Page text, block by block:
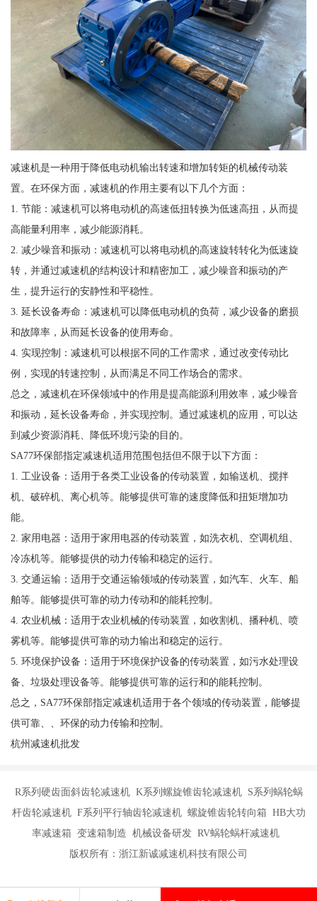
减速机是一种用于降低电动机输出转速和增加转矩的机械传动装
置。在环保方面，减速机的作用主要有以下几个方面：
1. 节能：减速机可以将电动机的高速低扭转换为低速高扭，从而提
高能量利用率，减少能源消耗。
2. 减少噪音和振动：减速机可以将电动机的高速旋转转化为低速旋
转，并通过减速机的结构设计和精密加工，减少噪音和振动的产
生，提升运行的安静性和平稳性。
3. 延长设备寿命：减速机可以降低电动机的负荷，减少设备的磨损
和故障率，从而延长设备的使用寿命。
4. 实现控制：减速机可以根据不同的工作需求，通过改变传动比
例，实现的转速控制，从而满足不同工作场合的需求。
总之，减速机在环保领域中的作用是提高能源利用效率，减少噪音
和振动，延长设备寿命，并实现控制。通过减速机的应用，可以达
到减少资源消耗、降低环境污染的目的。
SA77环保部指定减速机适用范围包括但不限于以下方面：
1. 工业设备：适用于各类工业设备的传动装置，如输送机、搅拌
机、破碎机、离心机等。能够提供可靠的速度降低和扭矩增加功
能。
2. 家用电器：适用于家用电器的传动装置，如洗衣机、空调机组、
冷冻机等。能够提供的动力传输和稳定的运行。
3. 交通运输：适用于交通运输领域的传动装置，如汽车、火车、船
舶等。能够提供可靠的动力传动和的能耗控制。
4. 农业机械：适用于农业机械的传动装置，如收割机、播种机、喷
雾机等。能够提供可靠的动力输出和稳定的运行。
5. 环境保护设备：适用于环境保护设备的传动装置，如污水处理设
备、垃圾处理设备等。能够提供可靠的运行和的能耗控制。
总之，SA77环保部指定减速机适用于各个领域的传动装置，能够提
供可靠、、环保的动力传输和控制。
杭州减速机批发
R系列硬齿面斜齿轮减速机 K系列螺旋锥齿轮减速机 S系列蜗轮蜗
杆齿轮减速机 F系列平行轴齿轮减速机 螺旋锥齿轮转向箱 HB大功
率减速箱 变速箱制造 机械设备研发 RV蜗轮蜗杆减速机
版权所有：浙江新诚减速机科技有限公司